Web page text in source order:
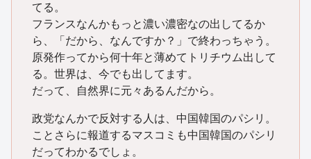
てる。
フランスなんかもっと濃い濃密なの出してるか
ら、「だから、なんですか？」で終わっちゃう。
原発作ってから何十年と薄めてトリチウム出して
る。世界は、今でも出してます。
だって、自然界に元々あるんだから。
政党なんかで反対する人は、中国韓国のパシリ。
ことさらに報道するマスコミも中国韓国のパシリ
だってわかるでしょ。